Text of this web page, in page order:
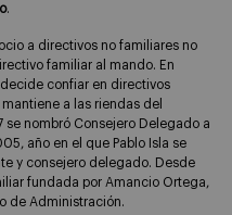
.
a directivos no familiares no
familiar al mando. En
confiar en directivos
a las riendas del
se nombró Consejero Delegado a
año en el que Pablo Isla se
y consejero delegado. Desde
fundada por Amancio Ortega,
de Administración.